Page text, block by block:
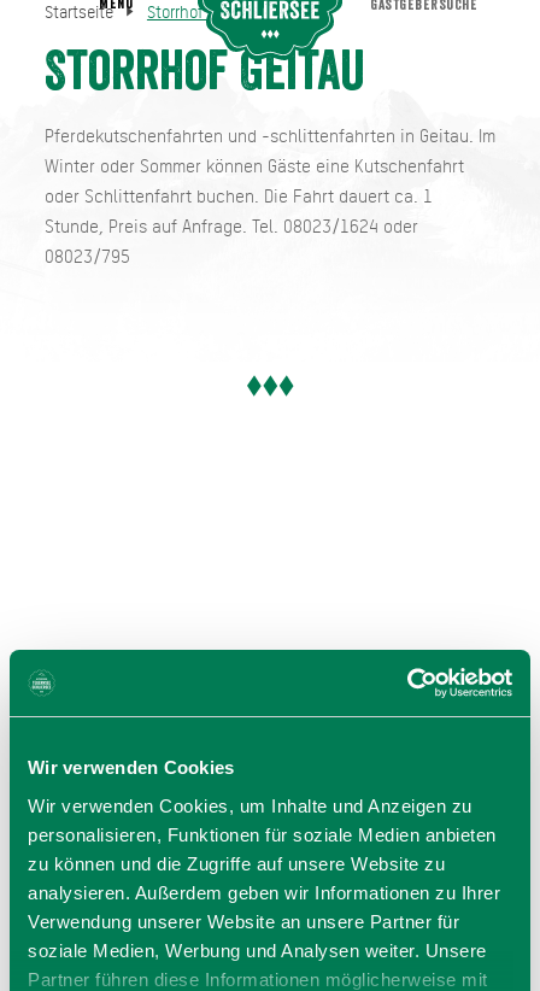
Wir verwenden Cookies
Wir verwenden Cookies, um Inhalte und Anzeigen zu
personalisieren, Funktionen für soziale Medien anbieten
zu können und die Zugriffe auf unsere Website zu
analysieren. Außerdem geben wir Informationen zu Ihrer
Verwendung unserer Website an unsere Partner für
soziale Medien, Werbung und Analysen weiter. Unsere
Partner führen diese Informationen möglicherweise mit
Startseite Storrhof Geitau
Storrhof Geitau
Pferdekutschenfahrten und -schlittenfahrten in Geitau. Im
Winter oder Sommer können Gäste eine Kutschenfahrt
oder Schlittenfahrt buchen. Die Fahrt dauert ca. 1
Stunde, Preis auf Anfrage. Tel. 08023/1624 oder
08023/795
Storrhof Geitau
Martin Storr
Startseite Storrhof Geitau
MENU GASTGEBERSUCHE